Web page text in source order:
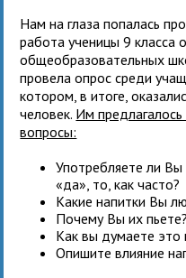
Нам на глаза попалась
работа ученицы 9 класса
общеобразовательных
провела опрос среди
котором, в итоге,
человек. Им
вопросы:
Употребляете ли Вы
«да», то, как часто?
Какие напитки Вы
Почему Вы их пьете?
Как вы думаете это
Опишите влияние